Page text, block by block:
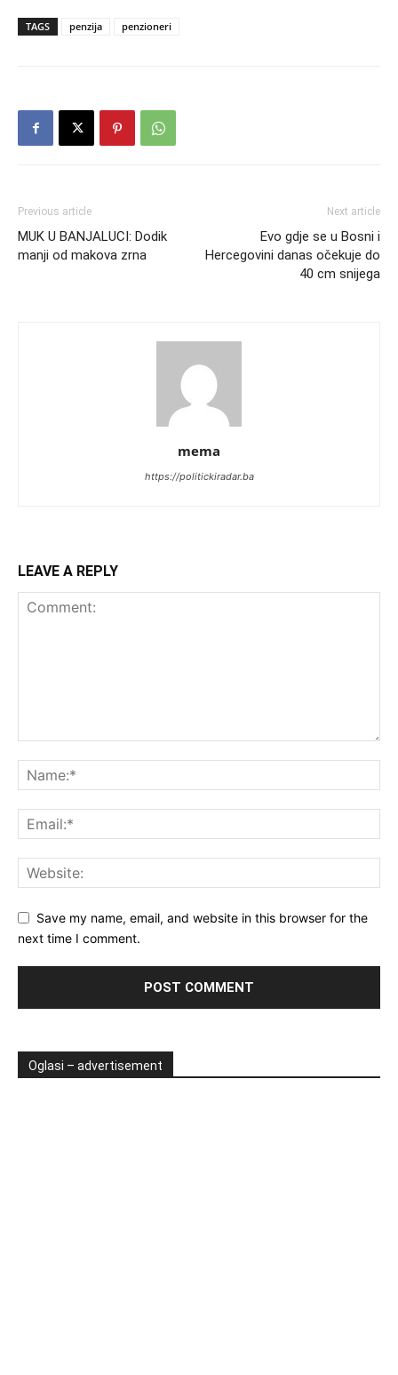
TAGS penzija penzioneri
Previous article
MUK U BANJALUCI: Dodik
manji od makova zrna
Next article
Evo gdje se u Bosni i
Hercegovini danas očekuje do
40 cm snijega
mema
https://politickiradar.ba
LEAVE A REPLY
Save my name, email, and website in this browser for the
next time I comment.
Oglasi – advertisement